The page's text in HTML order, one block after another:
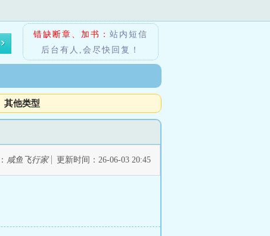
错缺断章、加书： 站内短信
后台有人,会尽快回复！
其他类型
咸鱼飞行家 更新时间：26-06-03 20:45